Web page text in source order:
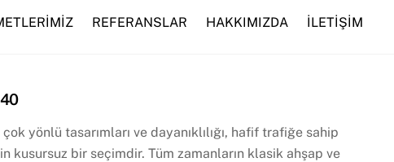
REFERANSLAR HAKKIMIZDA İLETİŞİM
yönlü tasarımları ve dayanıklılığı, hafif trafiğe sahip
kusursuz bir seçimdir. Tüm zamanların klasik ahşap ve